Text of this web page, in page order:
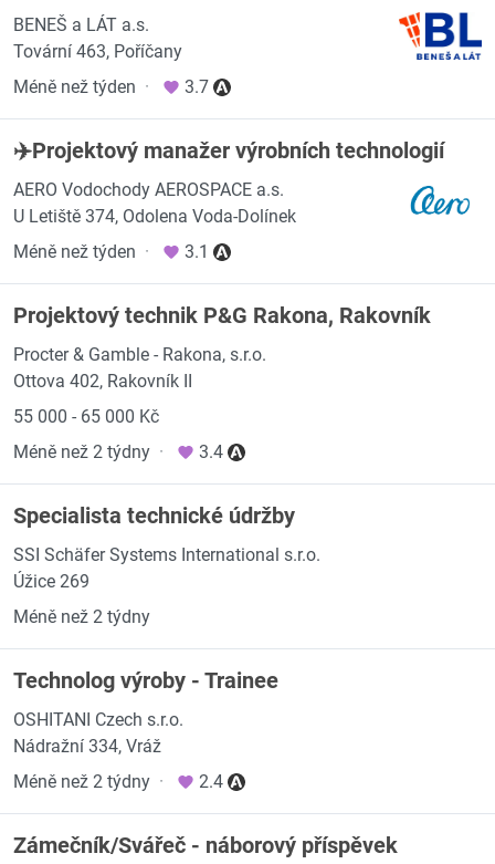
BENEŠ a LÁT a.s.
Tovární 463, Poříčany
Méně než týden · 3.7
✈️Projektový manažer výrobních technologií
AERO Vodochody AEROSPACE a.s.
U Letiště 374, Odolena Voda-Dolínek
Méně než týden · 3.1
Projektový technik P&G Rakona, Rakovník
Procter & Gamble - Rakona, s.r.o.
Ottova 402, Rakovník II
55 000 - 65 000 Kč
Méně než 2 týdny · 3.4
Specialista technické údržby
SSI Schäfer Systems International s.r.o.
Úžice 269
Méně než 2 týdny
Technolog výroby - Trainee
OSHITANI Czech s.r.o.
Nádražní 334, Vráž
Méně než 2 týdny · 2.4
Zámečník/Svářeč - náborový příspěvek